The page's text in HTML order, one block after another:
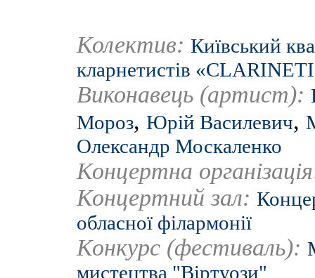
Колектив: Київський
кларнетистів
Виконавець (артист):
Мороз, Юрій Василевич,
Олександр Москаленко
Концертна
Концертний зал:
обласної філармонії
Конкурс (фестиваль):
мистецтва "Віртуози"